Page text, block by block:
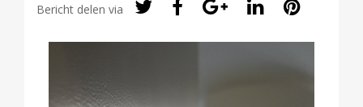
Bericht delen via